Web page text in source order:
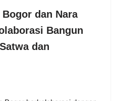
dan Nara
Bangun
dan